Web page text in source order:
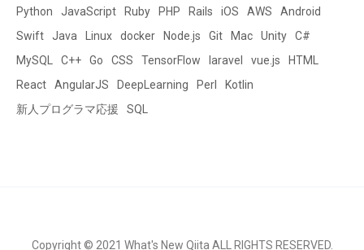
Python JavaScript Ruby PHP Rails iOS AWS
Android
Swift
Java Linux docker Node.js Git Mac Unity
C#
MySQL
C++ Go CSS TensorFlow laravel vue.js
HTML
React
AngularJS DeepLearning Perl
Kotlin
新人プログラマ応援
SQL
Copyright © 2021 What's New Qiita ALL RIGHTS RESERVED.